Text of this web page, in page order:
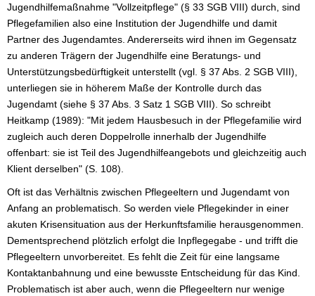
Jugendhilfemaßnahme "Vollzeitpflege" (§ 33 SGB VIII) durch, sind
Pflegefamilien also eine Institution der Jugendhilfe und damit
Partner des Jugendamtes. Andererseits wird ihnen im Gegensatz
zu anderen Trägern der Jugendhilfe eine Beratungs- und
Unterstützungsbedürftigkeit unterstellt (vgl. § 37 Abs. 2 SGB VIII),
unterliegen sie in höherem Maße der Kontrolle durch das
Jugendamt (siehe § 37 Abs. 3 Satz 1 SGB VIII). So schreibt
Heitkamp (1989): "Mit jedem Hausbesuch in der Pflegefamilie wird
zugleich auch deren Doppelrolle innerhalb der Jugendhilfe
offenbart: sie ist Teil des Jugendhilfeangebots und gleichzeitig auch
Klient derselben" (S. 108).
Oft ist das Verhältnis zwischen Pflegeeltern und Jugendamt von
Anfang an problematisch. So werden viele Pflegekinder in einer
akuten Krisensituation aus der Herkunftsfamilie herausgenommen.
Dementsprechend plötzlich erfolgt die Inpflegegabe - und trifft die
Pflegeeltern unvorbereitet. Es fehlt die Zeit für eine langsame
Kontaktanbahnung und eine bewusste Entscheidung für das Kind.
Problematisch ist aber auch, wenn die Pflegeeltern nur wenige